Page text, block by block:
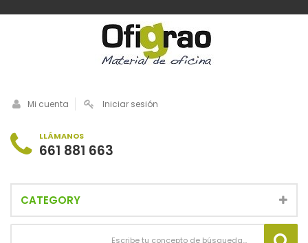
Mi cuenta Iniciar sesión
LLÁMANOS
661 881 663
CATEGORY